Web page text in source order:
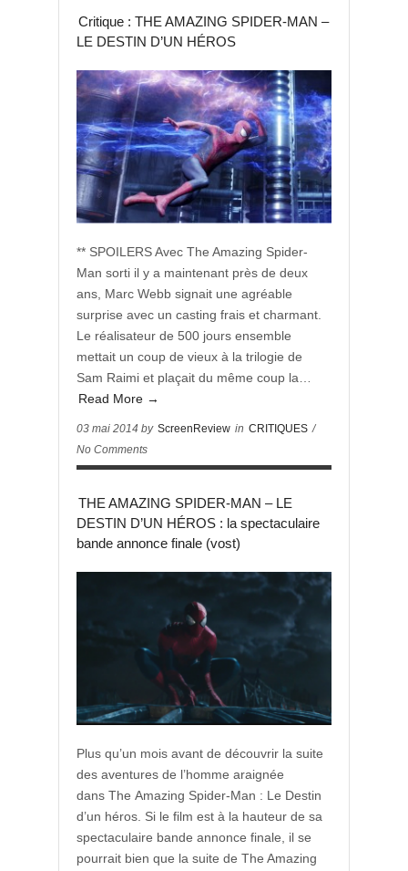
Critique : THE AMAZING SPIDER-MAN –
LE DESTIN D’UN HÉROS
** SPOILERS Avec The Amazing Spider-
Man sorti il y a maintenant près de deux
ans, Marc Webb signait une agréable
surprise avec un casting frais et charmant.
Le réalisateur de 500 jours ensemble
mettait un coup de vieux à la trilogie de
Sam Raimi et plaçait du même coup la…
Read More →
03 mai 2014 by ScreenReview in CRITIQUES /
No Comments
THE AMAZING SPIDER-MAN – LE
DESTIN D’UN HÉROS : la spectaculaire
bande annonce finale (vost)
Plus qu’un mois avant de découvrir la suite
des aventures de l’homme araignée
dans The Amazing Spider-Man : Le Destin
d’un héros. Si le film est à la hauteur de sa
spectaculaire bande annonce finale, il se
pourrait bien que la suite de The Amazing